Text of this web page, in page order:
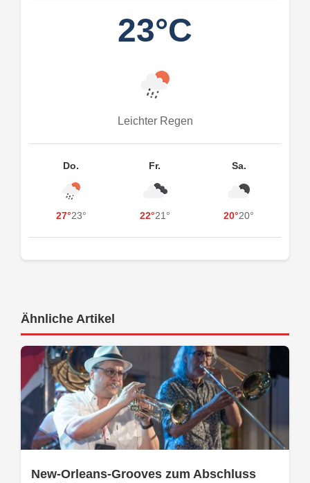
23°C
Leichter Regen
Do.
27°23°
Fr.
22°21°
Sa.
20°20°
Ähnliche Artikel
New-Orleans-Grooves zum Abschluss